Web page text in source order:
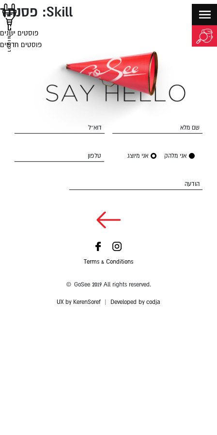
LOGIN
Skill: פסנתר
ניווט
פוסטים ישנים
פוסטים חדשים
שם מלא דוא״ל
אני מלהק אני מיוצג טלפון
הודעה
Terms & Conditions
© GoSee 2019 All rights reserved.
UX by KerenSoref Developed by codja